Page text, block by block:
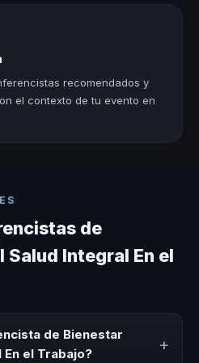
recomendados y
el contexto de tu evento en
de
Salud Integral En el
de Bienestar
el Trabajo?
+